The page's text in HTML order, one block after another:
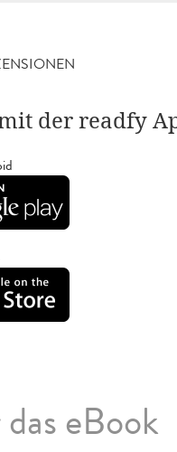
der readfy
eBook